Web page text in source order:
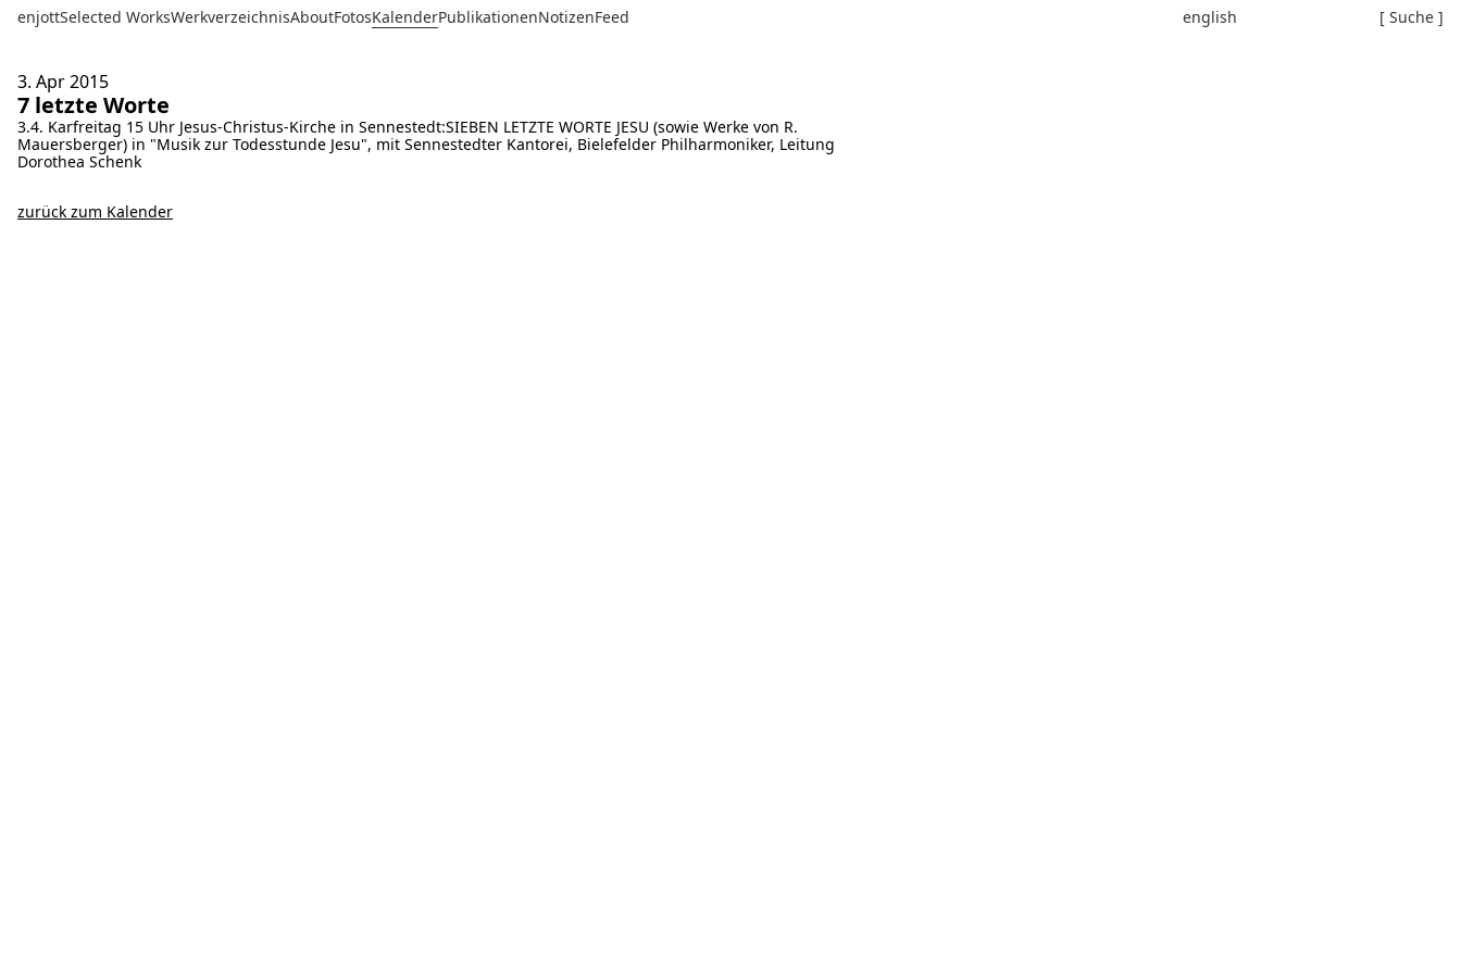
enjottSelected WorksWerkverzeichnisAboutFotosKalenderPublikationenNotizenFeed english [ Suche ]
3. Apr2015
7 letzte Worte
3.4. Karfreitag 15 Uhr Jesus-Christus-Kirche in Sennestedt:SIEBEN LETZTE WORTE JESU (sowie Werke von R.
Mauersberger) in "Musik zur Todesstunde Jesu", mit Sennestedter Kantorei, Bielefelder Philharmoniker, Leitung
Dorothea Schenk
zurück zum Kalender